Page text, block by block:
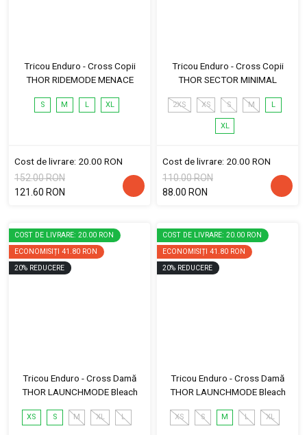
Tricou Enduro - Cross Copii
THOR RIDEMODE MENACE
S M L XL
Cost de livrare: 20.00 RON
152.00 RON
121.60 RON
Tricou Enduro - Cross Copii
THOR SECTOR MINIMAL
2XS XS S M L
XL
Cost de livrare: 20.00 RON
110.00 RON
88.00 RON
COST DE LIVRARE: 20.00 RON
ECONOMISIȚI 41.80 RON
20% REDUCERE
Tricou Enduro - Cross Damă
THOR LAUNCHMODE Bleach
XS S M XL L
COST DE LIVRARE: 20.00 RON
ECONOMISIȚI 41.80 RON
20% REDUCERE
Tricou Enduro - Cross Damă
THOR LAUNCHMODE Bleach
XS S M L XL